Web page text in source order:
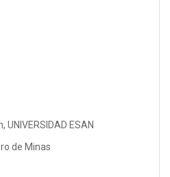
ESAN
de Minas